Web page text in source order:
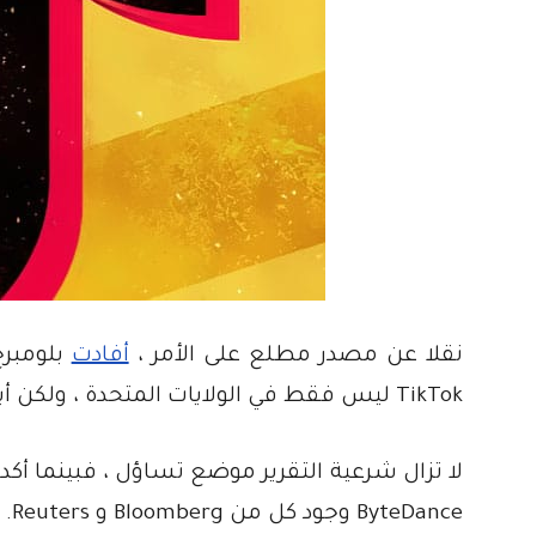
نقلا عن مصدر مطلع على الأمر ،أفادت
TikTok ليس فقط في الولايات المتحدة ، ولكن أيضا في أستراليا والهند ونيوزيلندا.
ByteDance وجود كل من Bloomberg و Reuters.